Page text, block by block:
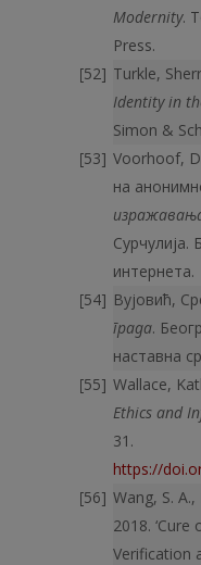
Modernity.
Press.
Turkle,
Identity in
Simon &
Voorhoof,
на
Сурчулија.
интернета.
Вујовић,
града.
наставна
Wallace,
Ethics and
31.
https://
Wang, S.
2018. ‘Cure
Verification